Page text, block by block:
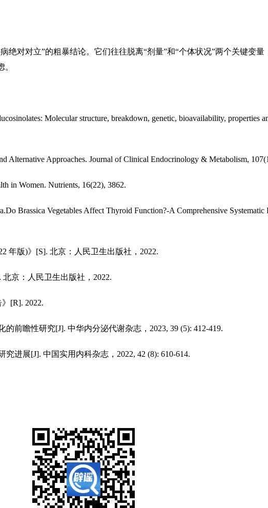
对对立”的粗暴结论。它们往往脱离“剂量”和“个体状况”两个关键变量
Molecular structure, breakdown, genetic, bioavailability, properties
Approaches. Journal of Clinical Endocrinology & Metabolism,
in Women. Nutrients, 16(22), 3862.
Brassica Vegetables Affect Thyroid Function?-A Comprehensive
版)》[S]. 北京：人民卫生出版社，2022.
京：人民卫生出版社，2022.
[R]. 2022.
瞻性研究[J]. 中华内分泌代谢杂志，2023, 39 (5): 412-419.
展[J]. 中国实用内科杂志，2022, 42 (8): 610-614.